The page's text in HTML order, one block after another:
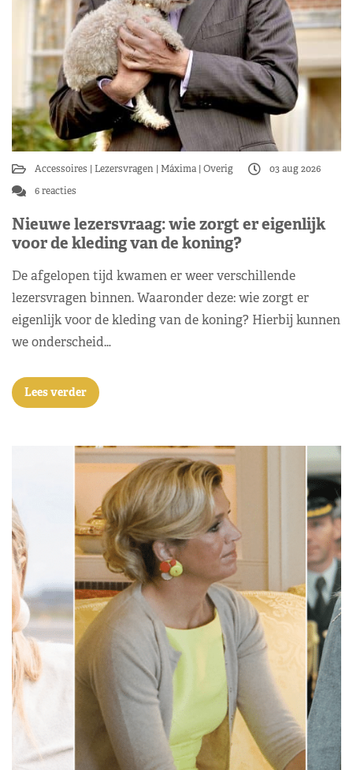
Accessoires Lezersvragen Máxima Overig
03 aug 2026
6 reacties
Nieuwe lezersvraag: wie zorgt er eigenlijk
voor de kleding van de koning?
De afgelopen tijd kwamen er weer verschillende
lezersvragen binnen. Waaronder deze: wie zorgt er
eigenlijk voor de kleding van de koning? Hierbij kunnen
we onderscheid…
Lees verder